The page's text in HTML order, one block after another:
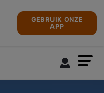
GEBRUIK ONZE
APP